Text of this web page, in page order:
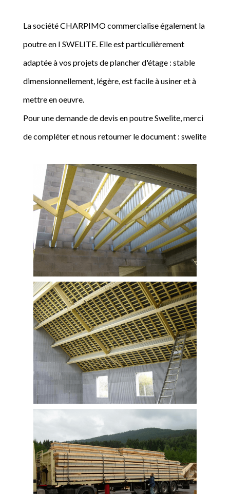
La société CHARPIMO commercialise également la
poutre en I SWELITE. Elle est particulièrement
adaptée à vos projets de plancher d'étage : stable
dimensionnellement, légère, est facile à usiner et à
mettre en oeuvre.
Pour une demande de devis en poutre Swelite, merci
de compléter et nous retourner le document : swelite